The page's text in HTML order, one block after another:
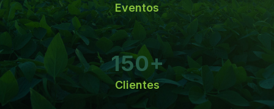
Eventos
150+
Clientes